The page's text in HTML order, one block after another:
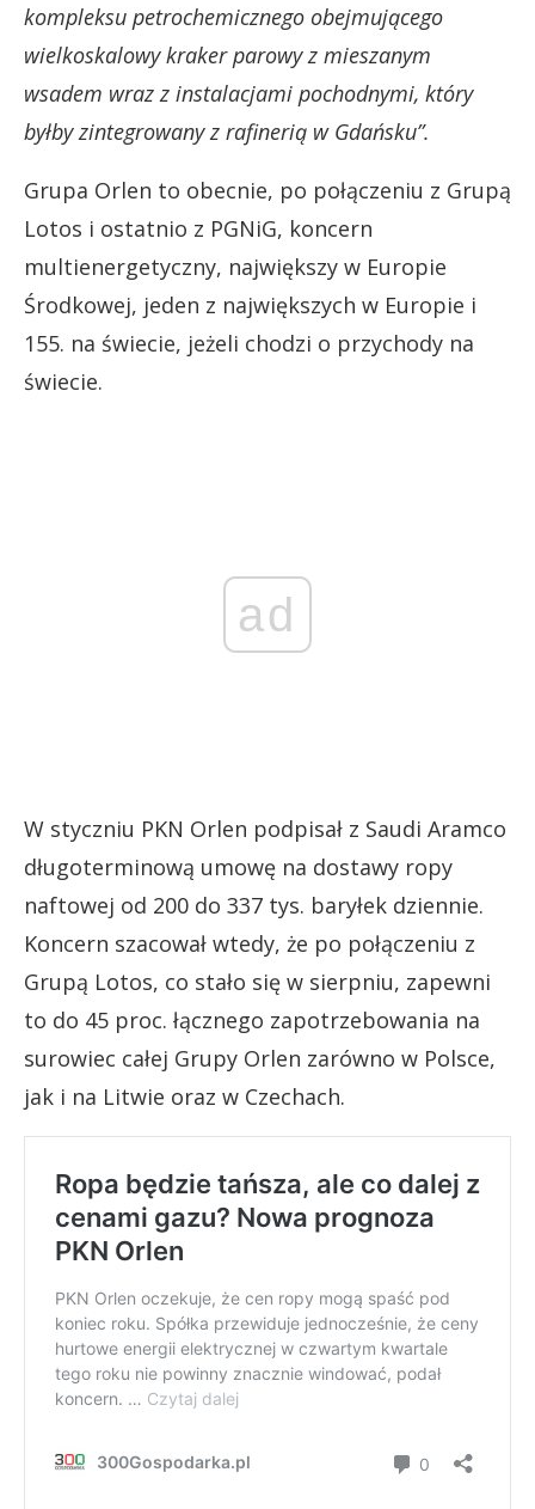
kompleksu petrochemicznego obejmującego
wielkoskalowy kraker parowy z mieszanym
wsadem wraz z instalacjami pochodnymi, który
byłby zintegrowany z rafinerią w Gdańsku”.
Grupa Orlen to obecnie, po połączeniu z Grupą
Lotos i ostatnio z PGNiG, koncern
multienergetyczny, największy w Europie
Środkowej, jeden z największych w Europie i
155. na świecie, jeżeli chodzi o przychody na
świecie.
ad
W styczniu PKN Orlen podpisał z Saudi Aramco
długoterminową umowę na dostawy ropy
naftowej od 200 do 337 tys. baryłek dziennie.
Koncern szacował wtedy, że po połączeniu z
Grupą Lotos, co stało się w sierpniu, zapewni
to do 45 proc. łącznego zapotrzebowania na
surowiec całej Grupy Orlen zarówno w Polsce,
jak i na Litwie oraz w Czechach.